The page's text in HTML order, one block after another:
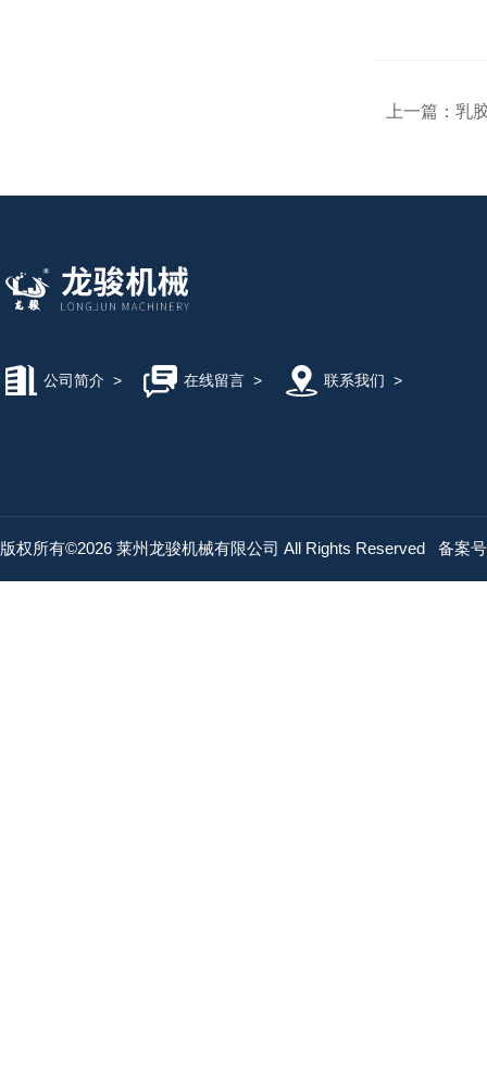
上一篇： 乳
公司简介 > 在线留言> 联系我们 >
版权所有©2026 莱州龙骏机械有限公司 All Rights Reserved 备案